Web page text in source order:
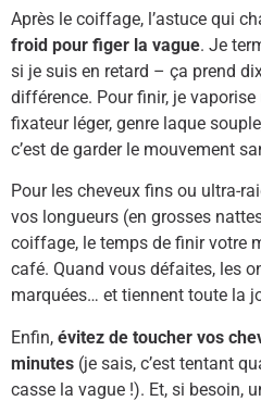
Après le coiffage, l’astuce qui
froid pour figer la vague. Je
si je suis en retard – ça prend
différence. Pour finir, je
fixateur léger, genre laque
c’est de garder le mouvement
Pour les cheveux fins ou ultra-
vos longueurs (en grosses
coiffage, le temps de finir votre
café. Quand vous défaites, les
marquées… et tiennent toute la
Enfin, évitez de toucher vos
minutes (je sais, c’est tentant
casse la vague !). Et, si besoin,